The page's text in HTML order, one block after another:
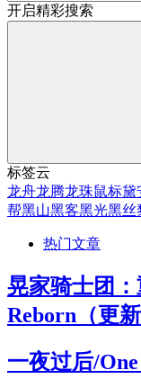
开启精彩搜索
标签云
龙舟龙腾龙珠鼠标黛
帮黑山黑客黑光黑丝
热门文章
晃家骑士团
Reborn（更新
一夜过后/One